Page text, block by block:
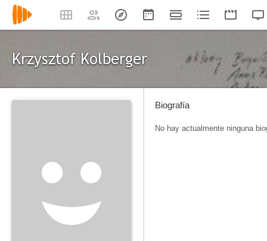
Krzysztof Kolberger
Biografía
No hay actualmente ninguna